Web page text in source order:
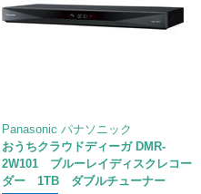
Panasonic パナソニック
おうちクラウドディーガ DMR-
2W101 ブルーレイディスクレコー
ダー 1TB ダブルチューナー